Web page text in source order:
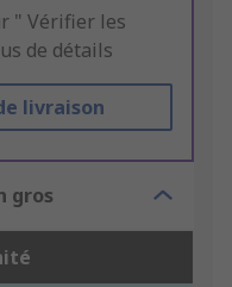
" Vérifier les
de détails
livraison
gros